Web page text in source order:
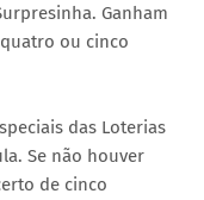
Ganham
ou cinco
das Loterias
Se não houver
de cinco